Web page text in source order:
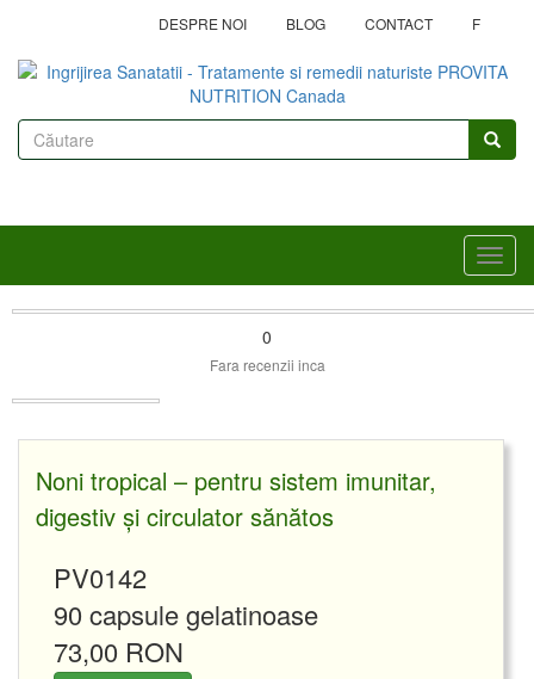
conţinutul
principal
DESPRE NOI BLOG CONTACT F
Formular
căutare
0
Fara recenzii inca
Noni tropical – pentru sistem imunitar,
digestiv și circulator sănătos
PV0142
90 capsule gelatinoase
73,00 RON